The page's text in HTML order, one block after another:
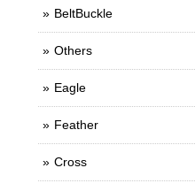
BeltBuckle
Others
Eagle
Feather
Cross